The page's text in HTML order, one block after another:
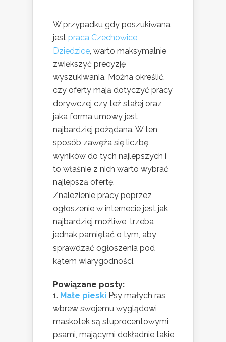
W przypadku gdy poszukiwana
jest praca Czechowice
Dziedzice, warto maksymalnie
zwiększyć precyzję
wyszukiwania. Można określić,
czy oferty mają dotyczyć pracy
dorywczej czy też stałej oraz
jaka forma umowy jest
najbardziej pożądana. W ten
sposób zawęża się liczbę
wyników do tych najlepszych i
to właśnie z nich warto wybrać
najlepszą ofertę.
Znalezienie pracy poprzez
ogłoszenie w internecie jest jak
najbardziej możliwe, trzeba
jednak pamiętać o tym, aby
sprawdzać ogłoszenia pod
kątem wiarygodności.
Powiązane posty:
Małe pieski Psy małych ras
wbrew swojemu wyglądowi
maskotek są stuprocentowymi
psami, mającymi dokładnie takie